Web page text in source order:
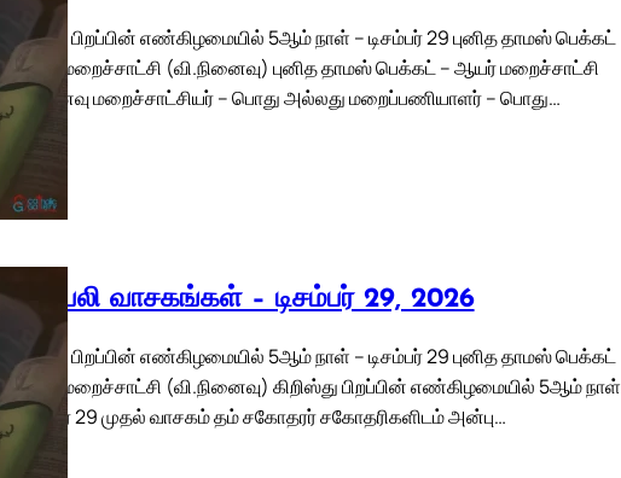
கிறிஸ்து பிறப்பின் எண்கிழமையில் 5ஆம் நாள் – டிசம்பர் 29 புனித தாமஸ் பெக்கட்
– ஆயர் மறைச்சாட்சி (வி.நினைவு) புனித தாமஸ் பெக்கட் – ஆயர் மறைச்சாட்சி
வி.நினைவு மறைச்சாட்சியர் – பொது அல்லது மறைப்பணியாளர் – பொது…
திருப்பலி வாசகங்கள் – டிசம்பர் 29, 2026
கிறிஸ்து பிறப்பின் எண்கிழமையில் 5ஆம் நாள் – டிசம்பர் 29 புனித தாமஸ் பெக்கட்
– ஆயர் மறைச்சாட்சி (வி.நினைவு) கிறிஸ்து பிறப்பின் எண்கிழமையில் 5ஆம் நாள்
– டிசம்பர் 29 முதல் வாசகம் தம் சகோதரர் சகோதரிகளிடம் அன்பு…